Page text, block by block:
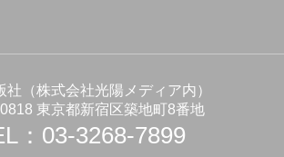
社（株式会社光陽メディア内）
東京都新宿区築地町8番地
：03-3268-7899